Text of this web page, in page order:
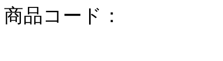
商品コード：